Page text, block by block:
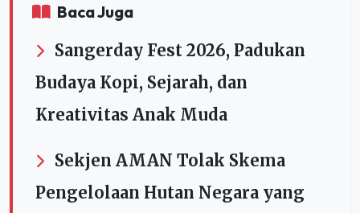
Baca Juga
Sangerday Fest 2026, Padukan
Budaya Kopi, Sejarah, dan
Kreativitas Anak Muda
Sekjen AMAN Tolak Skema
Pengelolaan Hutan Negara yang